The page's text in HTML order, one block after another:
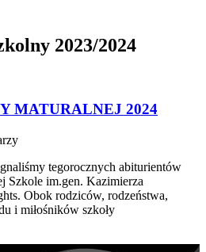
2023/2024
MATURALNEJ 2024
tegorocznych abiturientów
Szkole im.gen. Kazimierza
Obok rodziców, rodzeństwa,
i miłośników szkoły